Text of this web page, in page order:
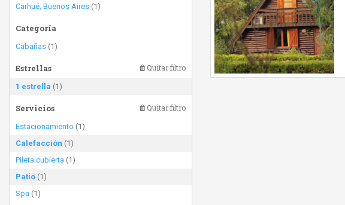
Carhué, Buenos Aires (1)
Categoría
Cabañas (1)
Estrellas Quitar filtro
1 estrella (1)
Servicios Quitar filtro
Estacionamiento (1)
Calefacción (1)
Pileta cubierta (1)
Patio (1)
Spa (1)